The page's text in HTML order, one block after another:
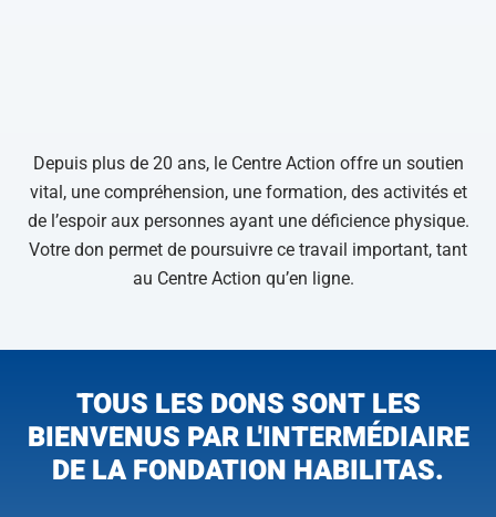
Depuis plus de 20 ans, le Centre Action offre un soutien
vital, une compréhension, une formation, des activités et
de l’espoir aux personnes ayant une déficience physique.
Votre don permet de poursuivre ce travail important, tant
au Centre Action qu’en ligne.
TOUS LES DONS SONT LES
BIENVENUS PAR L'INTERMÉDIAIRE
DE LA FONDATION HABILITAS.